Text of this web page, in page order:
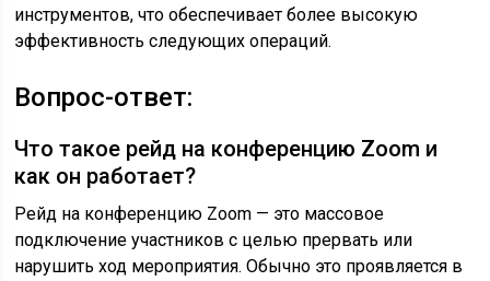
инструментов, что обеспечивает более высокую
эффективность следующих операций.
Вопрос-ответ:
Что такое рейд на конференцию Zoom и
как он работает?
Рейд на конференцию Zoom — это массовое
подключение участников с целью прервать или
нарушить ход мероприятия. Обычно это проявляется в